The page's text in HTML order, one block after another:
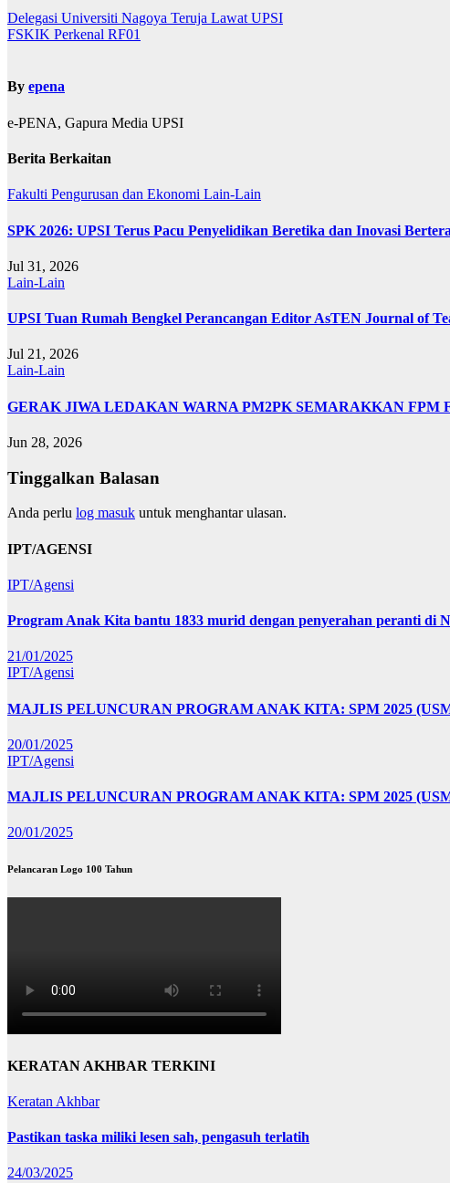
Delegasi Universiti Nagoya Teruja Lawat UPSI
FSKIK Perkenal RF01
By epena
e-PENA, Gapura Media UPSI
Berita Berkaitan
Fakulti Pengurusan dan Ekonomi Lain-Lain
SPK 2026: UPSI Terus Pacu Penyelidikan Beretika dan Inovasi
Jul 31, 2026
Lain-Lain
UPSI Tuan Rumah Bengkel Perancangan Editor AsTEN Journal of
Jul 21, 2026
Lain-Lain
GERAK JIWA LEDAKAN WARNA PM2PK SEMARAKKAN
Jun 28, 2026
Tinggalkan Balasan
Anda perlu log masuk untuk menghantar ulasan.
IPT/AGENSI
IPT/Agensi
Program Anak Kita bantu 1833 murid dengan penyerahan peranti di
21/01/2025
IPT/Agensi
MAJLIS PELUNCURAN PROGRAM ANAK KITA: SPM 2025
20/01/2025
IPT/Agensi
MAJLIS PELUNCURAN PROGRAM ANAK KITA: SPM 2025
20/01/2025
Pelancaran Logo 100 Tahun
KERATAN AKHBAR TERKINI
Keratan Akhbar
Pastikan taska miliki lesen sah, pengasuh terlatih
24/03/2025